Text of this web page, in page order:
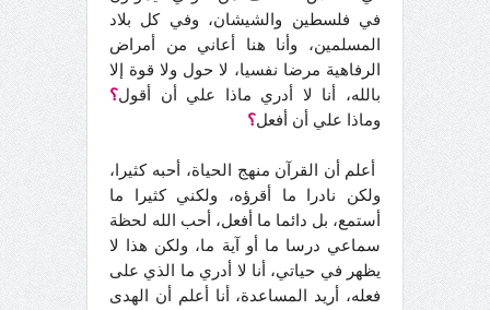
في فلسطين والشيشان، وفي كل بلاد
المسلمين، وأنا هنا أعاني من أمراض
الرفاهية مرضا نفسيا، لا حول ولا قوة إلا
بالله، أنا لا أدري ماذا علي أن أقول؟
وماذا علي أن أفعل؟
أعلم أن القرآن منهج الحياة، أحبه كثيرا،
ولكن نادرا ما أقرؤه، ولكني كثيرا ما
أستمع، بل دائما ما أفعل، أحب الله لحظة
سماعي درسا ما أو آية ما، ولكن هذا لا
يظهر في حياتي، أنا لا أدري ما الذي على
فعله، أريد المساعدة، أنا أعلم أن الهدى